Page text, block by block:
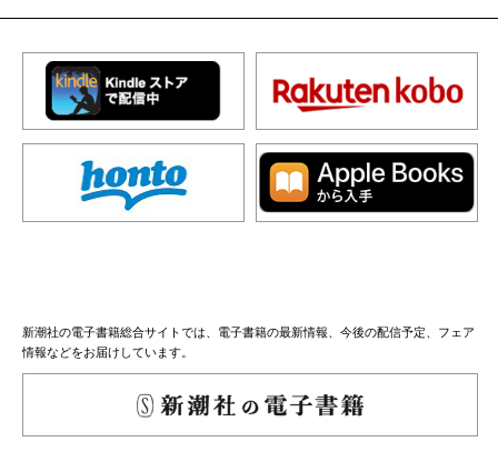
新潮社の電子書籍総合サイトでは、電子書籍の最新情報、今後の配信予定、フェア
情報などをお届けしています。